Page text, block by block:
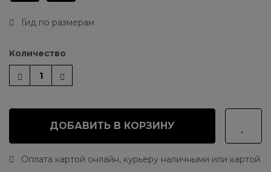
Гид по размерам
Количество
ДОБАВИТЬ В КОРЗИНУ
Оплата картой онлайн, курьеру наличными или картой